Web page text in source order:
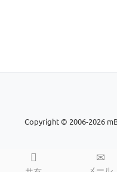
メール
Copyright © 2006-2026